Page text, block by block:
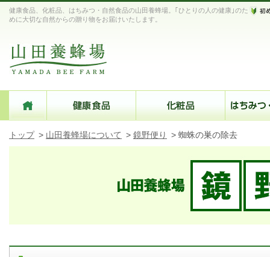
健康食品、化粧品、はちみつ・自然食品の山田養蜂場。｢ひとりの人の健康｣のた
めに大切な自然からの贈り物をお届けいたします。
トップ > 山田養蜂場について > 鏡野便り > 蜘蛛の巣の除去